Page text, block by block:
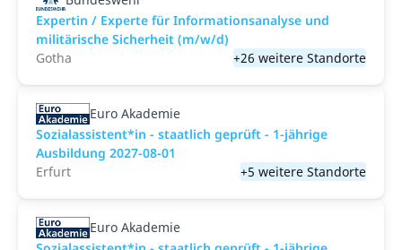
Expertin / Experte für Informationsanalyse und
militärische Sicherheit (m/w/d)
Gotha
+26 weitere Standorte
Euro Akademie
Sozialassistent*in - staatlich geprüft - 1-jährige
Ausbildung 2027-08-01
Erfurt
+5 weitere Standorte
Euro Akademie